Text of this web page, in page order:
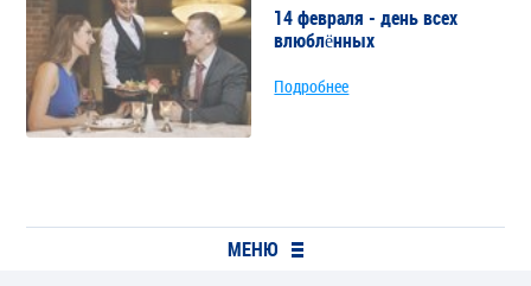
14 февраля - день всех
влюблённых
Подробнее
МЕНЮ